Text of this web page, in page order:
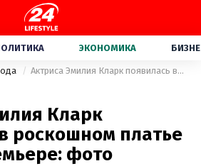
ЭКОНОМИКА
Актриса Эмилия Кларк появилась в роскошном платье на кинопремьере: фото
Кларк
роскошном платье
фото